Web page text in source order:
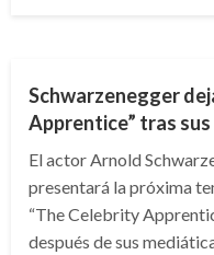
Schwarzenegger
Apprentice” tras
El actor Arnold
presentará la próxima
“The Celebrity
después de sus